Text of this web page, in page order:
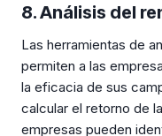
8. Análisis del
Las herramientas de
permiten a las
la eficacia de sus
calcular el retorno de
empresas pueden